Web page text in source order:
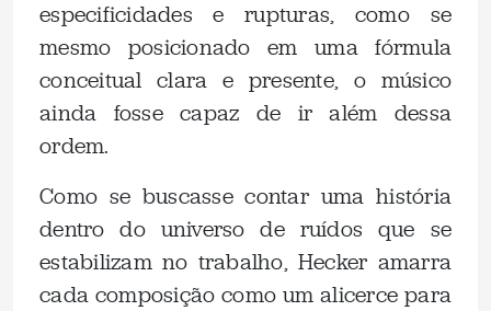
especificidades e rupturas, como se
mesmo posicionado em uma fórmula
conceitual clara e presente, o músico
ainda fosse capaz de ir além dessa
ordem.
Como se buscasse contar uma história
dentro do universo de ruídos que se
estabilizam no trabalho, Hecker amarra
cada composição como um alicerce para